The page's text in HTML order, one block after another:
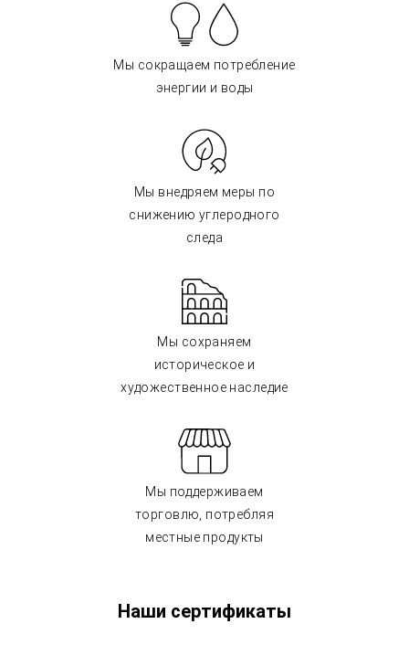
Мы сокращаем потребление
энергии и воды
Мы внедряем меры по
снижению углеродного
следа
Мы сохраняем
историческое и
художественное наследие
Мы поддерживаем
торговлю, потребляя
местные продукты
Наши сертификаты